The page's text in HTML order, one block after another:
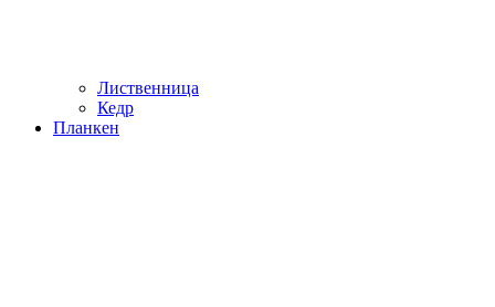
Лиственница
Кедр
Планкен